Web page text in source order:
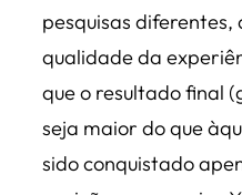
pesquisas
qualidade da
que o resultado final
seja maior do que
sido conquistado